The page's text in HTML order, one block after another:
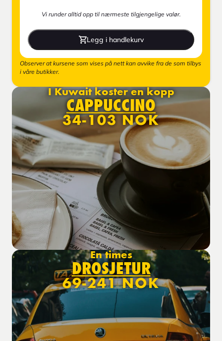
Vi runder alltid opp til nærmeste tilgjengelige valør.
Legg i handlekurv
Observer at kursene som vises på nett kan avvike fra de som tilbys
i våre butikker.
I Kuwait koster en kopp
CAPPUCCINO
34-103 NOK
En times
DROSJETUR
69-241 NOK